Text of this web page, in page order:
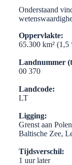
Onderstaand
Oppervlakte:
65.300 km²
Landnummer
00 370
Landcode:
LT
Ligging:
Grenst aan
Baltische Zee,
Tijdsverschil:
1 uur later